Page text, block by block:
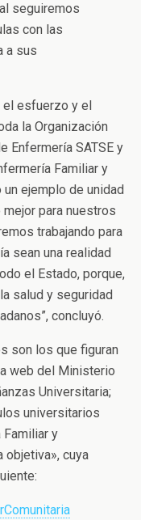
seguiremos
con las
a sus
el esfuerzo y el
la Organización
Enfermería SATSE y
Familiar y
un ejemplo de unidad
para nuestros
trabajando para
sean una realidad
el Estado, porque,
salud y seguridad
concluyó.
son los que figuran
web del Ministerio
Universitaria;
universitarios
y
objetiva», cuya